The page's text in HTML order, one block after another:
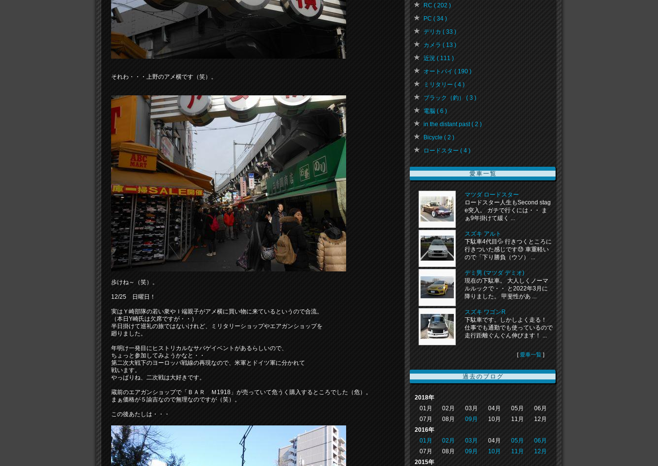
それわ・・・上野のアメ横です（笑）。
歩けね～（笑）。
12/25 日曜日！
実はＹ崎部隊の若い衆やＩ端親子がアメ横に買い物に来ているというので合流。
（本日Y崎氏は欠席ですが・・）
半日掛けて巡礼の旅ではないけれど、ミリタリーショップやエアガンショップを
廻りました。
年明け一発目にヒストリカルなサバゲイベントがあるらしいので、
ちょっと参加してみようかなと・・
第二次大戦下のヨーロッパ戦線の再現なので、米軍とドイツ軍に分かれて
戦います。
やっぱりね、二次戦は大好きです。
蔵前のエアガンショップで「ＢＡＲ Ｍ1918」が売っていて危うく購入するところでした（危）。
まぁ価格が５諭吉なので無理なのですが（笑）。
この後あたしは・・・
RC ( 202 )
PC ( 34 )
デリカ ( 33 )
カメラ ( 13 )
近況 ( 111 )
オートバイ ( 190 )
ミリタリー ( 4 )
ブラック（釣） ( 3 )
電脳 ( 6 )
in the distant past ( 2 )
Bicycle ( 2 )
ロードスター ( 4 )
愛車一覧
マツダ ロードスター
ロードスター人生もSecond stag
e突入。 ガチで行くには・・ ま
ぁ9年掛けて緩く ...
スズキ アルト
下駄車4代目💦 行きつくところに
行きついた感じです😓 車重軽い
ので「下り勝負（ウソ） ...
デミ男 (マツダ デミオ)
現在の下駄車。 大人しくノーマ
ルルックで・・ と2022年3月に
降りました。 甲斐性があ ...
スズキ ワゴンR
下駄車です。しかしよく走る！
仕事でも通勤でも使っているので
走行距離ぐんぐん伸びます！ ...
[ 愛車一覧 ]
過去のブログ
2018年
01月
02月 03月 04月 05月
06月
07月
08月 09月 10月 11月
12月
2016年
01月
02月 03月 04月 05月
06月
07月
08月 09月 10月 11月
12月
2015年